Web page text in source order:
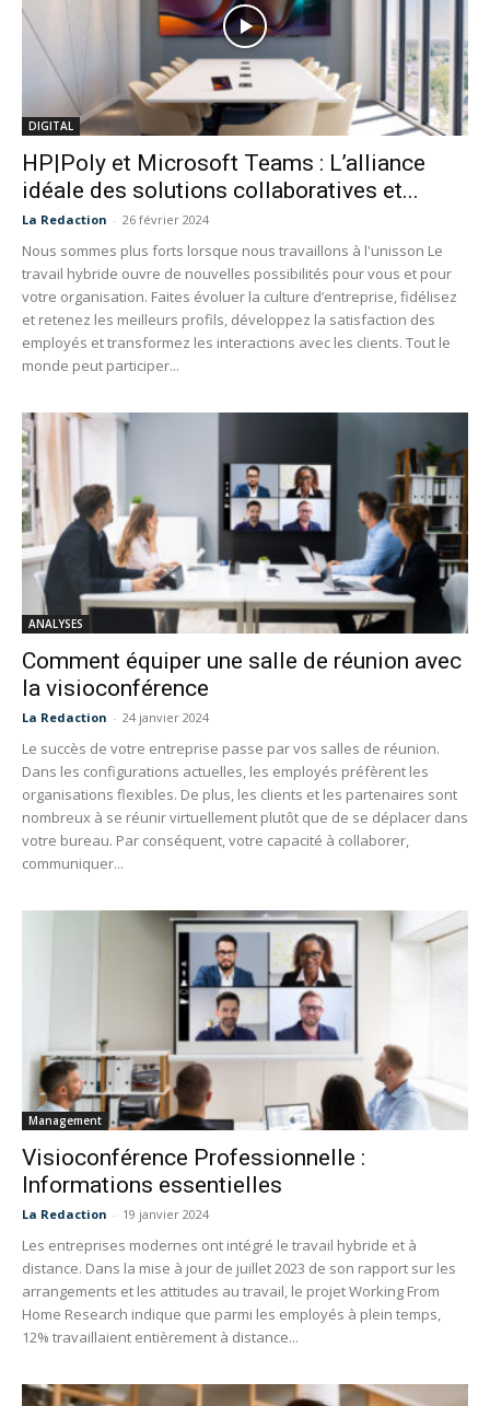
DIGITAL
HP|Poly et Microsoft Teams : L’alliance
idéale des solutions collaboratives et...
La Redaction - 26 février 2024
Nous sommes plus forts lorsque nous travaillons à l'unisson Le
travail hybride ouvre de nouvelles possibilités pour vous et pour
votre organisation. Faites évoluer la culture d’entreprise, fidélisez
et retenez les meilleurs profils, développez la satisfaction des
employés et transformez les interactions avec les clients. Tout le
monde peut participer...
ANALYSES
Comment équiper une salle de réunion avec
la visioconférence
La Redaction - 24 janvier 2024
Le succès de votre entreprise passe par vos salles de réunion.
Dans les configurations actuelles, les employés préfèrent les
organisations flexibles. De plus, les clients et les partenaires sont
nombreux à se réunir virtuellement plutôt que de se déplacer dans
votre bureau. Par conséquent, votre capacité à collaborer,
communiquer...
Management
Visioconférence Professionnelle :
Informations essentielles
La Redaction - 19 janvier 2024
Les entreprises modernes ont intégré le travail hybride et à
distance. Dans la mise à jour de juillet 2023 de son rapport sur les
arrangements et les attitudes au travail, le projet Working From
Home Research indique que parmi les employés à plein temps,
12% travaillaient entièrement à distance...